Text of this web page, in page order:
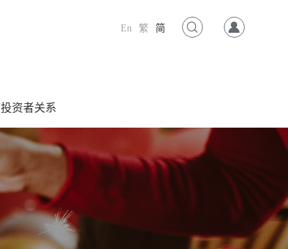
En 繁 简
投资者关系